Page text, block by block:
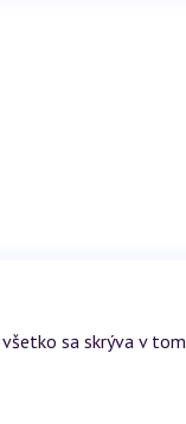
sa skrýva v tom